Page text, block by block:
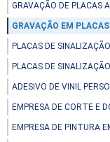
GRAVAÇÃO DE PLACAS
GRAVAÇÃO EM
PLACAS DE
PLACAS DE
ADESIVO DE VINIL
EMPRESA DE CORTE E
EMPRESA DE PINTURA